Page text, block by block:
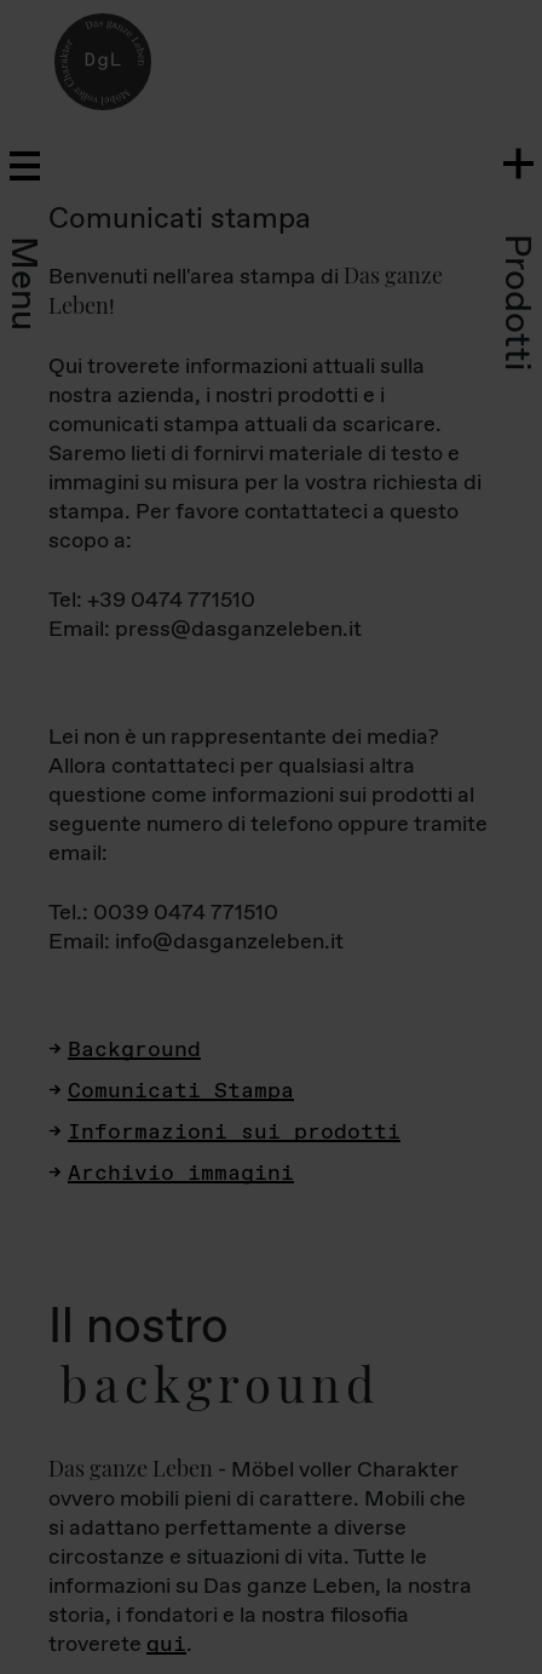
Menu Prodotti
Comunicati stampa
Benvenuti nell'area stampa di Das ganze
Leben!
Qui troverete informazioni attuali sulla
nostra azienda, i nostri prodotti e i
comunicati stampa attuali da scaricare.
Saremo lieti di fornirvi materiale di testo e
immagini su misura per la vostra richiesta di
stampa. Per favore contattateci a questo
scopo a:
Tel: +39 0474 771510
Email: press@dasganzeleben.it
Lei non è un rappresentante dei media?
Allora contattateci per qualsiasi altra
questione come informazioni sui prodotti al
seguente numero di telefono oppure tramite
email:
Tel.: 0039 0474 771510
Email: info@dasganzeleben.it
Background
Comunicati Stampa
Informazioni sui prodotti
Archivio immagini
Il nostro
background
Das ganze Leben - Möbel voller Charakter
ovvero mobili pieni di carattere. Mobili che
si adattano perfettamente a diverse
circostanze e situazioni di vita. Tutte le
informazioni su Das ganze Leben, la nostra
storia, i fondatori e la nostra filosofia
troverete qui.